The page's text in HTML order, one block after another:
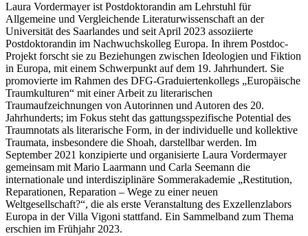
Laura Vordermayer ist Postdoktorandin am Lehrstuhl für
Allgemeine und Vergleichende Literaturwissenschaft an der
Universität des Saarlandes und seit April 2023 assoziierte
Postdoktorandin im Nachwuchskolleg Europa. In ihrem Postdoc-
Projekt forscht sie zu Beziehungen zwischen Ideologien und Fiktion
in Europa, mit einem Schwerpunkt auf dem 19. Jahrhundert. Sie
promovierte im Rahmen des DFG-Graduiertenkollegs „Europäische
Traumkulturen“ mit einer Arbeit zu literarischen
Traumaufzeichnungen von Autorinnen und Autoren des 20.
Jahrhunderts; im Fokus steht das gattungsspezifische Potential des
Traumnotats als literarische Form, in der individuelle und kollektive
Traumata, insbesondere die Shoah, darstellbar werden. Im
September 2021 konzipierte und organisierte Laura Vordermayer
gemeinsam mit Mario Laarmann und Carla Seemann die
internationale und interdisziplinäre Sommerakademie „Restitution,
Reparationen, Reparation – Wege zu einer neuen
Weltgesellschaft?“, die als erste Veranstaltung des Exzellenzlabors
Europa in der Villa Vigoni stattfand. Ein Sammelband zum Thema
erschien im Frühjahr 2023.